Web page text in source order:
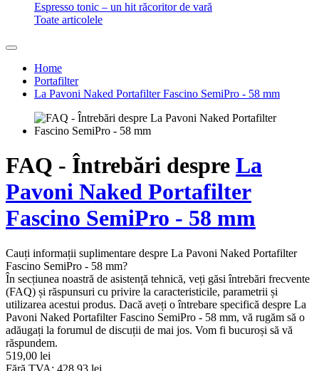
Espresso tonic – un hit răcoritor de vară
Toate articolele
Home
Portafilter
La Pavoni Naked Portafilter Fascino SemiPro - 58 mm
FAQ - Întrebări despre La
Pavoni Naked Portafilter
Fascino SemiPro - 58 mm
Cauți informații suplimentare despre La Pavoni Naked Portafilter
Fascino SemiPro - 58 mm?
În secțiunea noastră de asistență tehnică, veți găsi întrebări frecvente
(FAQ) și răspunsuri cu privire la caracteristicile, parametrii și
utilizarea acestui produs. Dacă aveți o întrebare specifică despre La
Pavoni Naked Portafilter Fascino SemiPro - 58 mm, vă rugăm să o
adăugați la forumul de discuții de mai jos. Vom fi bucuroși să vă
răspundem.
519,00 lei
Fără TVA: 428,93 lei